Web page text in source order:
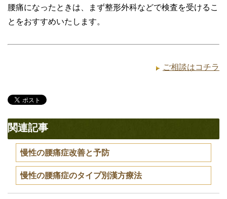
腰痛になったときは、まず整形外科などで検査を受けるこ
とをおすすめいたします。
ご相談はコチラ
関連記事
慢性の腰痛症改善と予防
慢性の腰痛症のタイプ別漢方療法